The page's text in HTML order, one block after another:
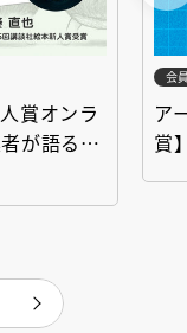
賞オンラ
が語る
会
ア
賞